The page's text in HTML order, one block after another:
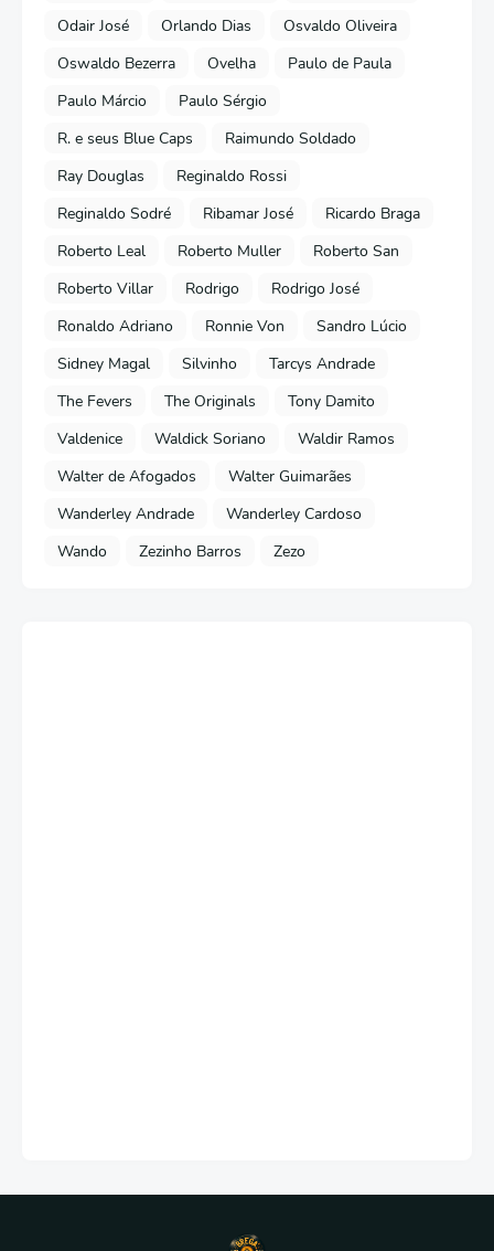
Odair José
Orlando Dias
Osvaldo Oliveira
Oswaldo Bezerra
Ovelha
Paulo de Paula
Paulo Márcio
Paulo Sérgio
R. e seus Blue Caps
Raimundo Soldado
Ray Douglas
Reginaldo Rossi
Reginaldo Sodré
Ribamar José
Ricardo Braga
Roberto Leal
Roberto Muller
Roberto San
Roberto Villar
Rodrigo
Rodrigo José
Ronaldo Adriano
Ronnie Von
Sandro Lúcio
Sidney Magal
Silvinho
Tarcys Andrade
The Fevers
The Originals
Tony Damito
Valdenice
Waldick Soriano
Waldir Ramos
Walter de Afogados
Walter Guimarães
Wanderley Andrade
Wanderley Cardoso
Wando
Zezinho Barros Zezo